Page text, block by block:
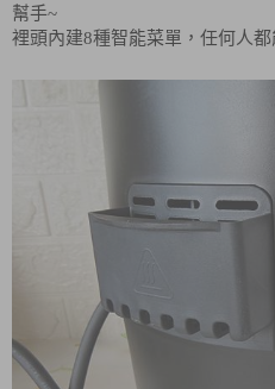
幫手~
裡頭內建8種智能菜單，任何人都